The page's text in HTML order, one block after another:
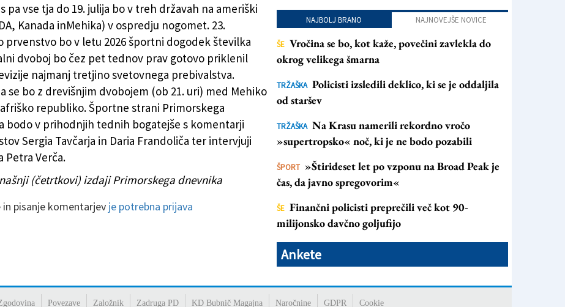
(DANIEL JEFFERSON / ANSA)
pa vse tja do 19. julija bo v treh državah na ameriški
Kanada inMehika) v ospredju nogomet. 23.
prvenstvo bo v letu 2026 športni dogodek številka
dvoboj bo čez pet tednov prav gotovo priklenil
najmanj tretjino svetovnega prebivalstva.
se bo z drevišnjim dvobojem (ob 21. uri) med Mehiko
republiko. Športne strani Primorskega
bodo v prihodnjih tednih bogatejše s komentarji
Sergia Tavčarja in Daria Frandoliča ter intervjuji
Petra Verča.
(četrtkovi) izdaji Primorskega dnevnika
in pisanje komentarjev je potrebna prijava
NAJBOLJ BRANO NAJNOVEJŠE NOVICE
ŠE Vročina se bo, kot kaže, povečini zavlekla do
okrog velikega šmarna
TRŽAŠKA Policisti izsledili deklico, ki se je oddaljila
od staršev
TRŽAŠKA Na Krasu namerili rekordno vročo
»supertropsko« noč, ki je ne bodo pozabili
ŠPORT »Štirideset let po vzponu na Broad Peak je
čas, da javno spregovorim«
ŠE Finančni policisti preprečili več kot 90-
milijonsko davčno goljufijo
Ankete
Povezave Založnik Zadruga PD KD Bubnič Magajna Naročnine GDPR Cookie